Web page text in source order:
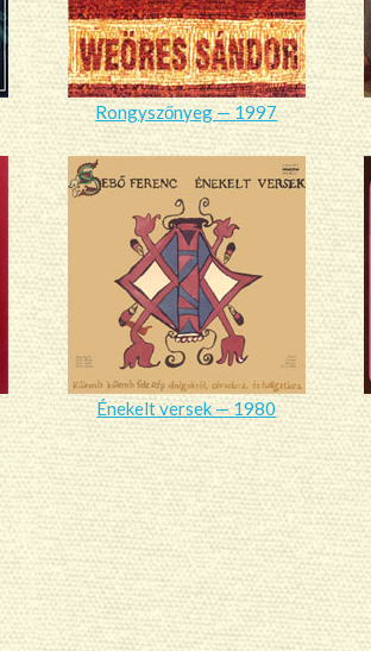
Rongyszőnyeg — 1997
Énekelt versek — 1980